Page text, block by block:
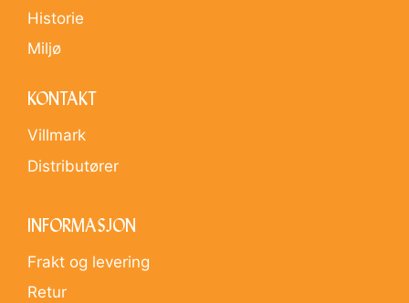
Historie
Miljø
KONTAKT
Villmark
Distributører
INFORMASJON
Frakt og levering
Retur